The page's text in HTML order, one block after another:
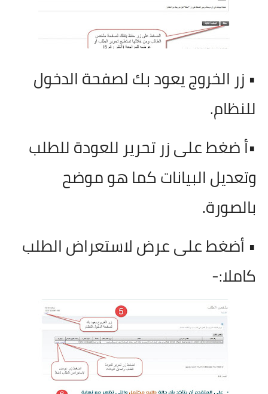
• زر الخروج يعود بك لصفحة الدخول
للنظام.
•أ ضغط على زر تحرير للعودة للطلب
وتعديل البيانات كما هو موضح
بالصورة.
• أضغط على عرض لاستعراض الطلب
كاملا:-